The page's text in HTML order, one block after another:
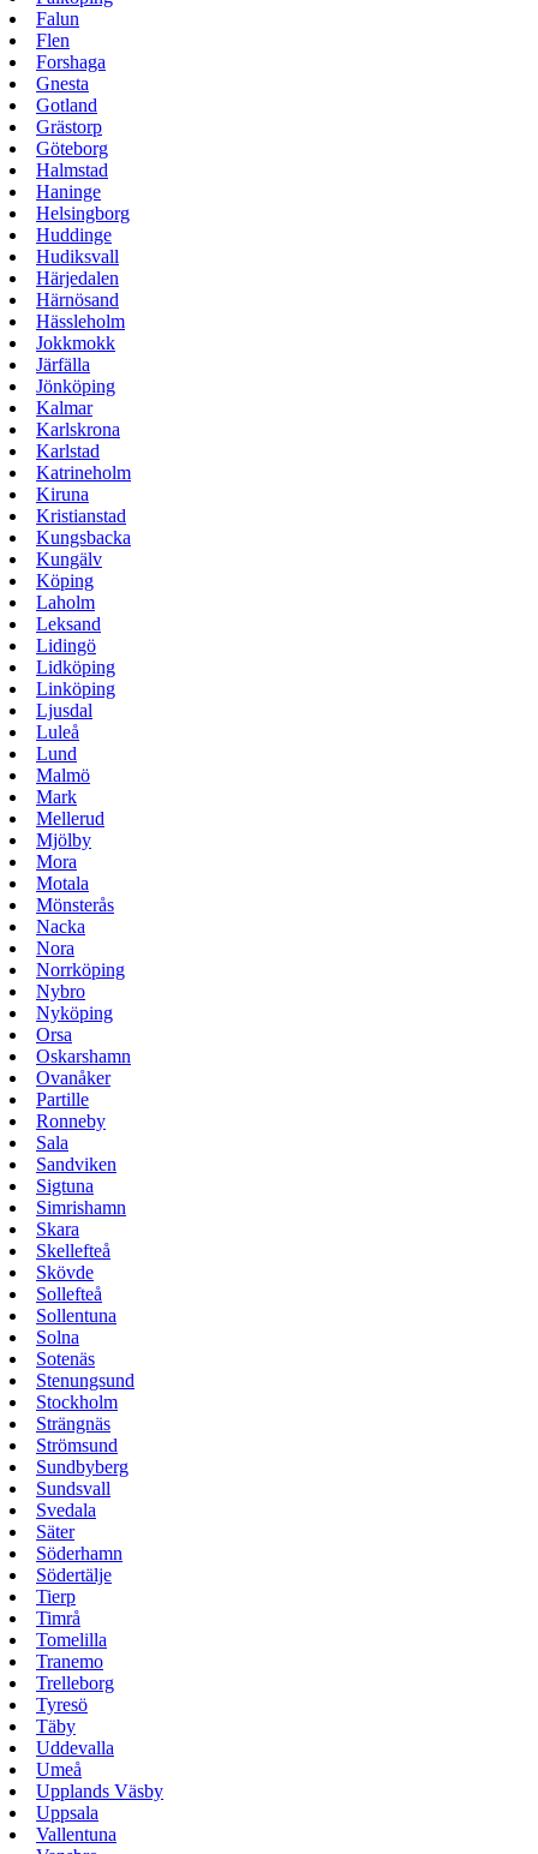
Falun
Flen
Forshaga
Gnesta
Gotland
Grästorp
Göteborg
Halmstad
Haninge
Helsingborg
Huddinge
Hudiksvall
Härjedalen
Härnösand
Hässleholm
Jokkmokk
Järfälla
Jönköping
Kalmar
Karlskrona
Karlstad
Katrineholm
Kiruna
Kristianstad
Kungsbacka
Kungälv
Köping
Laholm
Leksand
Lidingö
Lidköping
Linköping
Ljusdal
Luleå
Lund
Malmö
Mark
Mellerud
Mjölby
Mora
Motala
Mönsterås
Nacka
Nora
Norrköping
Nybro
Nyköping
Orsa
Oskarshamn
Ovanåker
Partille
Ronneby
Sala
Sandviken
Sigtuna
Simrishamn
Skara
Skellefteå
Skövde
Sollefteå
Sollentuna
Solna
Sotenäs
Stenungsund
Stockholm
Strängnäs
Strömsund
Sundbyberg
Sundsvall
Svedala
Säter
Söderhamn
Södertälje
Tierp
Timrå
Tomelilla
Tranemo
Trelleborg
Tyresö
Täby
Uddevalla
Umeå
Upplands Väsby
Uppsala
Vallentuna